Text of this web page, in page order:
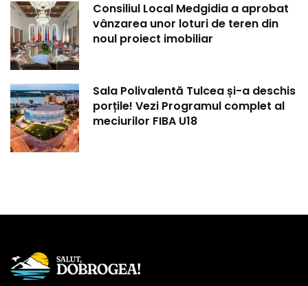
Consiliul Local Medgidia a aprobat
vânzarea unor loturi de teren din
noul proiect imobiliar
Sala Polivalentă Tulcea și-a deschis
porțile! Vezi Programul complet al
meciurilor FIBA U18